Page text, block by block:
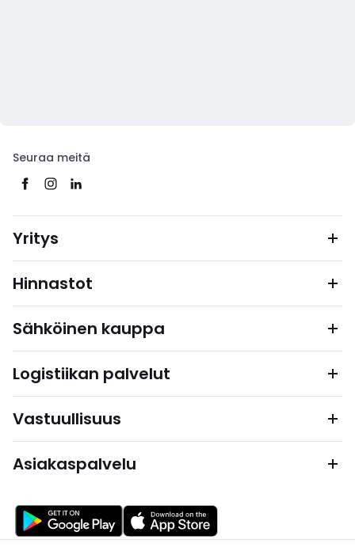
Seuraa meitä
Yritys
Hinnastot
Sähköinen kauppa
Logistiikan palvelut
Vastuullisuus
Asiakaspalvelu